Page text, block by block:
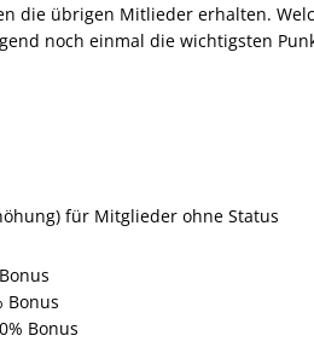
die übrigen Mitlieder erhalten.
noch einmal die wichtigsten
für Mitglieder ohne Status
Bonus
Bonus